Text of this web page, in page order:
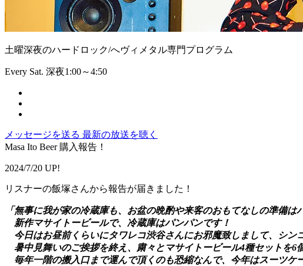
土曜深夜のハードロック/へヴィメタル専門プログラム
Every Sat. 深夜1:00～4:50
メッセージを送る 最新の放送を聴く
Masa Ito Beer 購入報告！
2024/7/20 UP!
リスナーの飯塚さんから報告が届きました！
「無事に我が家の冷蔵庫も、お盆の晩酌や来客のおもてなしの準備は
新作マサイトービールで、冷蔵庫はパンパンです！
今日はお昼前くらいにタワレコ渋谷さんにお邪魔致しまして、シン
暑中見舞いのご挨拶を終え、粛々とマサイトービール4種セットを6
毎年一階の搬入口まで運んで頂くのも恐縮なんで、今年はスーツケ